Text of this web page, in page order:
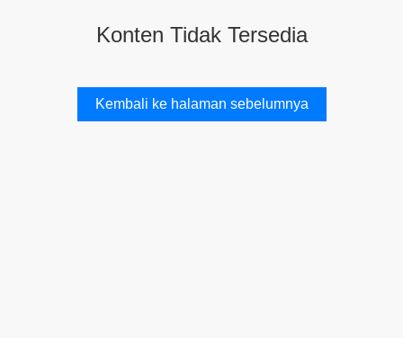
Konten Tidak Tersedia
Kembali ke halaman sebelumnya